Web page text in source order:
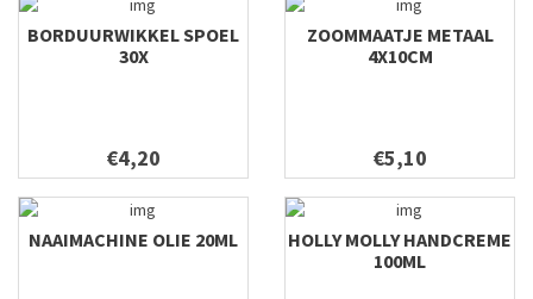
BORDUURWIKKEL SPOEL
30X
€4,20
ZOOMMAATJE METAAL
4X10CM
€5,10
NAAIMACHINE OLIE 20ML
HOLLY MOLLY HANDCREME
100ML